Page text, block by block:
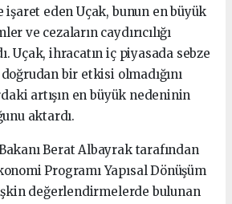
işaret eden Uçak, bunun en büyük
ve cezaların caydırıcılığı
Uçak, ihracatın iç piyasada sebze
bir etkisi olmadığını
artışın en büyük nedeninin
aktardı.
Berat Albayrak tarafından
Programı Yapısal Dönüşüm
değerlendirmelerde bulunan